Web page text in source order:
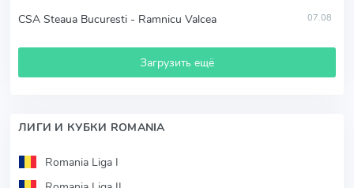
CSA Steaua Bucuresti - Ramnicu Valcea 07.08
Загрузить ещё
ЛИГИ И КУБКИ ROMANIA
Romania Liga I